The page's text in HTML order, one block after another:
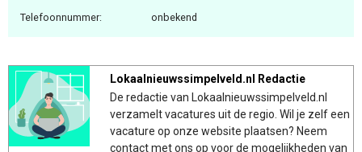
Telefoonnummer: onbekend
Lokaalnieuwssimpelveld.nl Redactie
De redactie van Lokaalnieuwssimpelveld.nl
verzamelt vacatures uit de regio. Wil je zelf een
vacature op onze website plaatsen? Neem
contact met ons op voor de mogelijkheden van